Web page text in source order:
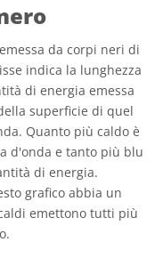
da corpi neri di
indica la lunghezza
di energia emessa
superficie di quel
Quanto più caldo è
d'onda e tanto più blu
di energia.
grafico abbia un
emettono tutti più